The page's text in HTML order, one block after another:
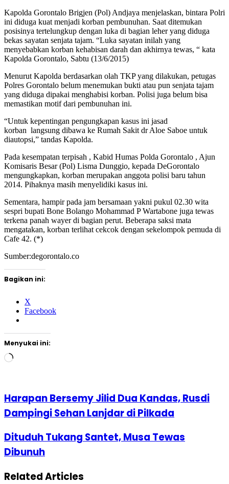
Kapolda Gorontalo Brigjen (Pol) Andjaya menjelaskan, bintara Polri
ini diduga kuat menjadi korban pembunuhan. Saat ditemukan
posisinya tertelungkup dengan luka di bagian leher yang diduga
bekas sayatan senjata tajam. “Luka sayatan inilah yang
menyebabkan korban kehabisan darah dan akhirnya tewas, “ kata
Kapolda Gorontalo, Sabtu (13/6/2015)
Menurut Kapolda berdasarkan olah TKP yang dilakukan, petugas
Polres Gorontalo belum menemukan bukti atau pun senjata tajam
yang diduga dipakai menghabisi korban. Polisi juga belum bisa
memastikan motif dari pembunuhan ini.
“Untuk kepentingan pengungkapan kasus ini jasad
korban langsung dibawa ke Rumah Sakit dr Aloe Saboe untuk
diautopsi,” tandas Kapolda.
Pada kesempatan terpisah , Kabid Humas Polda Gorontalo , Ajun
Komisaris Besar (Pol) Lisma Dunggio, kepada DeGorontalo
mengungkapkan, korban merupakan anggota polisi baru tahun
2014. Pihaknya masih menyelidiki kasus ini.
Sementara, hampir pada jam bersamaan yakni pukul 02.30 wita
sespri bupati Bone Bolango Mohammad P Wartabone juga tewas
terkena panah wayer di bagian perut. Beberapa saksi mata
mengatakan, korban terlihat cekcok dengan sekelompok pemuda di
Cafe 42. (*)
Sumber:degorontalo.co
Bagikan ini:
X
Facebook
Menyukai ini:
Memuat...
Harapan Bersemy Jilid Dua Kandas, Rusdi
Dampingi Sehan Lanjdar di Pilkada
Dituduh Tukang Santet, Musa Tewas
Dibunuh
Related Articles